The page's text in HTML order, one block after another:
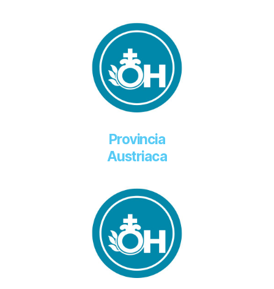
Provincia
Austriaca